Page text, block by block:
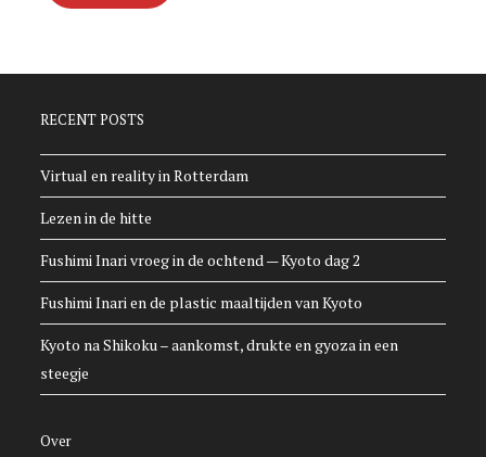
RECENT POSTS
Virtual en reality in Rotterdam
Lezen in de hitte
Fushimi Inari vroeg in de ochtend — Kyoto dag 2
Fushimi Inari en de plastic maaltijden van Kyoto
Kyoto na Shikoku – aankomst, drukte en gyoza in een
steegje
Over